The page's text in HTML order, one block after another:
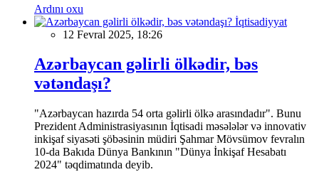
Ardını oxu
İqtisadiyyat
12 Fevral 2025, 18:26
Azərbaycan gəlirli ölkədir, bəs
vətəndaşı?
"Azərbaycan hazırda 54 orta gəlirli ölkə arasındadır". Bunu
Prezident Administrasiyasının İqtisadi məsələlər və innovativ
inkişaf siyasəti şöbəsinin müdiri Şahmar Mövsümov fevralın
10-da Bakıda Dünya Bankının "Dünya İnkişaf Hesabatı
2024" təqdimatında deyib.